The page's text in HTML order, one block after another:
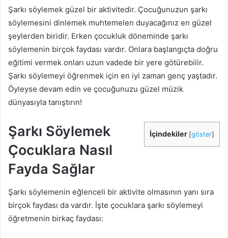
Şarkı söylemek güzel bir aktivitedir. Çocuğunuzun şarkı
söylemesini dinlemek muhtemelen duyacağınız en güzel
şeylerden biridir. Erken çocukluk döneminde şarkı
söylemenin birçok faydası vardır. Onlara başlangıçta doğru
eğitimi vermek onları uzun vadede bir yere götürebilir.
Şarkı söylemeyi öğrenmek için en iyi zaman genç yaştadır.
Öyleyse devam edin ve çocuğunuzu güzel müzik
dünyasıyla tanıştırın!
İçindekiler [göster]
Şarkı Söylemek
Çocuklara Nasıl
Fayda Sağlar
Şarkı söylemenin eğlenceli bir aktivite olmasının yanı sıra
birçok faydası da vardır. İşte çocuklara şarkı söylemeyi
öğretmenin birkaç faydası: